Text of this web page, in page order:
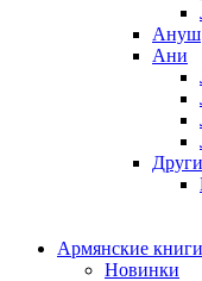
Ануш
Ани
Армянские книги
Новинки